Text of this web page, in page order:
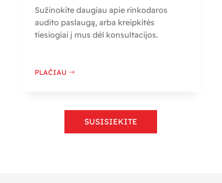
Sužinokite daugiau apie rinkodaros
audito paslaugą, arba kreipkitės
tiesiogiai į mus dėl konsultacijos.
PLAČIAU
SUSISIEKITE